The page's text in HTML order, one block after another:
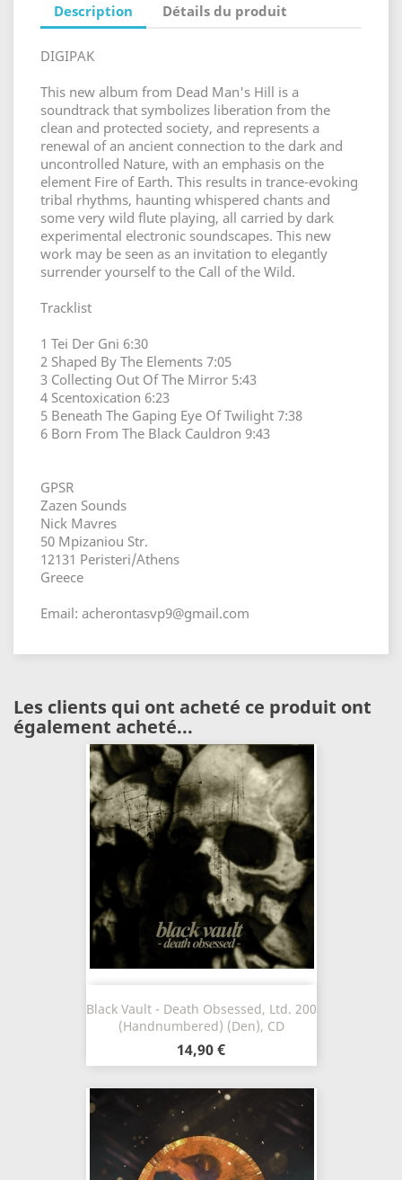
Description Détails du produit
DIGIPAK
This new album from Dead Man's Hill is a
soundtrack that symbolizes liberation from the
clean and protected society, and represents a
renewal of an ancient connection to the dark and
uncontrolled Nature, with an emphasis on the
element Fire of Earth. This results in trance-evoking
tribal rhythms, haunting whispered chants and
some very wild flute playing, all carried by dark
experimental electronic soundscapes. This new
work may be seen as an invitation to elegantly
surrender yourself to the Call of the Wild.
Tracklist
1 Tei Der Gni 6:30
2 Shaped By The Elements 7:05
3 Collecting Out Of The Mirror 5:43
4 Scentoxication 6:23
5 Beneath The Gaping Eye Of Twilight 7:38
6 Born From The Black Cauldron 9:43
GPSR
Zazen Sounds
Nick Mavres
50 Mpizaniou Str.
12131 Peristeri/Athens
Greece
Email: acherontasvp9@gmail.com
Les clients qui ont acheté ce produit ont
également acheté...
Black Vault - Death Obsessed, Ltd. 200
(Handnumbered) (Den), CD
14,90 €